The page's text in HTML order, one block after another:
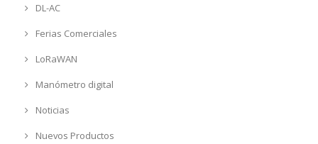
DL-AC
Ferias Comerciales
LoRaWAN
Manómetro digital
Noticias
Nuevos Productos